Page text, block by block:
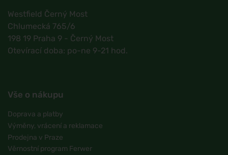
Westfield Černý Most
Chlumecká 765/6
198 19 Praha 9 - Černý Most
Otevírací doba: po-ne 9-21 hod.
Vše o nákupu
Doprava a platby
Výměny, vrácení a reklamace
Prodejna v Praze
Věrnostní program Ferwer